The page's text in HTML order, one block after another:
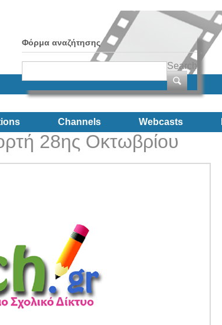
Φόρμα αναζήτησης
Search
Channels Webcasts
28ης Οκτωβρίου